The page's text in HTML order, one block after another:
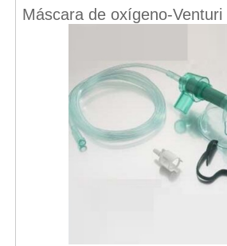
Máscara de oxígeno-Venturi